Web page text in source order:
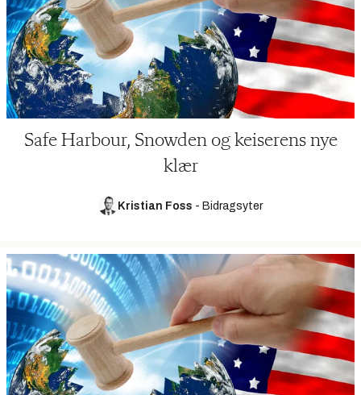
Safe Harbour, Snowden og keiserens nye
klær
Kristian Foss - Bidragsyter